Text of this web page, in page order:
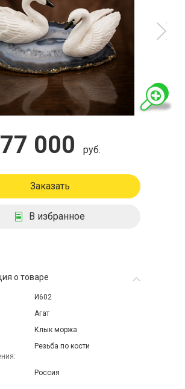
77 000 руб.
Заказать
В избранное
о товаре
И602
Агат
Клык моржа
Резьба по кости
Россия